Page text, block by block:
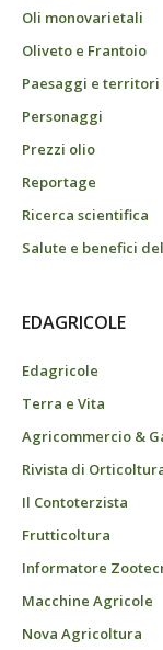
Oli monovarietali
Oliveto e Frantoio
Paesaggi e territori
Personaggi
Prezzi olio
Reportage
Ricerca scientifica
Salute e benefici
EDAGRICOLE
Edagricole
Terra e Vita
Agricommercio &
Rivista di
Il Contoterzista
Frutticoltura
Informatore
Macchine Agricole
Nova Agricoltura